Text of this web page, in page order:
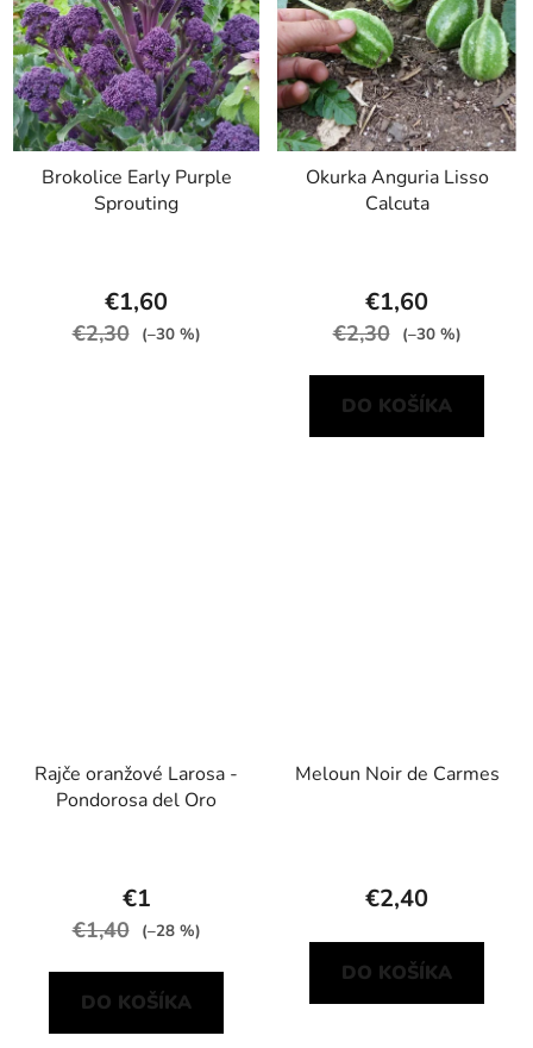
Brokolice Early Purple
Sprouting
€1,60
€2,30 (–30 %)
Okurka Anguria Lisso
Calcuta
€1,60
€2,30 (–30 %)
DO KOŠÍKA
Rajče oranžové Larosa -
Pondorosa del Oro
€1
€1,40 (–28 %)
DO KOŠÍKA
Meloun Noir de Carmes
€2,40
DO KOŠÍKA